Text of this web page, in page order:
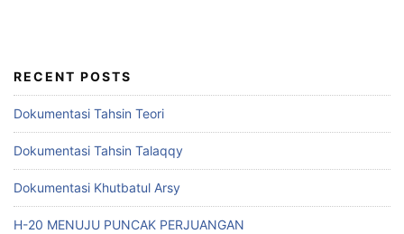
RECENT POSTS
Dokumentasi Tahsin Teori
Dokumentasi Tahsin Talaqqy
Dokumentasi Khutbatul Arsy
H-20 MENUJU PUNCAK PERJUANGAN